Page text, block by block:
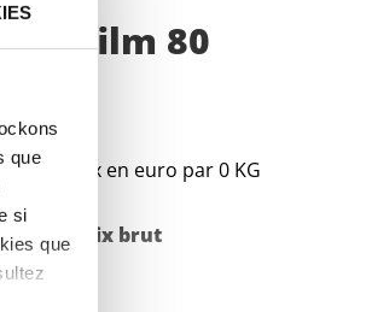
que
si
que
1f film 80
Prix en euro par 0 KG
Prix brut